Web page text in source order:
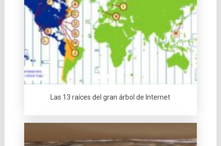
Las 13 raí­ces del gran árbol de Internet